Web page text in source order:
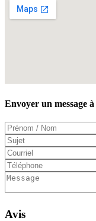
Envoyer un message à
Avis